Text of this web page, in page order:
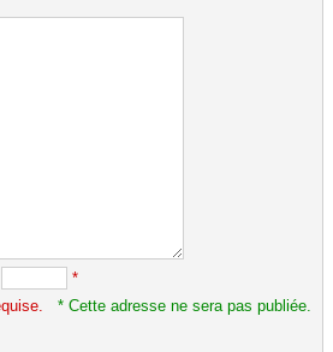
*
* Cette adresse ne sera pas publiée.